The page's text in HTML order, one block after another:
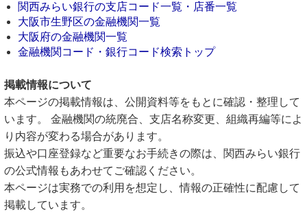
関西みらい銀行の支店コード一覧・店番一覧
大阪市生野区の金融機関一覧
大阪府の金融機関一覧
金融機関コード・銀行コード検索トップ
掲載情報について
本ページの掲載情報は、公開資料等をもとに確認・整理して
います。 金融機関の統廃合、支店名称変更、組織再編等によ
り内容が変わる場合があります。
振込や口座登録など重要なお手続きの際は、関西みらい銀行
の公式情報もあわせてご確認ください。
本ページは実務での利用を想定し、情報の正確性に配慮して
掲載しています。